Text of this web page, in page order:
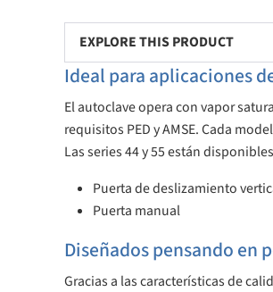
EXPLORE THIS PRODUCT
Ideal para aplicaciones
El autoclave opera con vapor
requisitos PED y AMSE. Cada
Las series 44 y 55 están
Puerta de deslizamiento
Puerta manual
Diseñados pensando en
Gracias a las características de